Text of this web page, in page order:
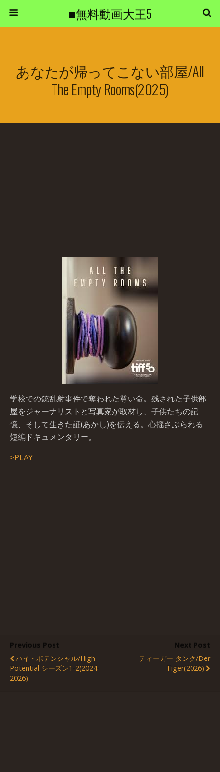
■無料動画大王5
あなたが帰ってこない部屋/All
The Empty Rooms(2025)
学校での銃乱射事件で奪われた尊い命。残された子供部
屋をジャーナリストと写真家が取材し、子供たちの記
憶、そして生きた証(あかし)を伝える。心揺さぶられる
短編ドキュメンタリー。
>PLAY
Previous Post
ハイ・ポテンシャル/High
Potential シーズン1-2(2024-
2026)
Next Post
ティーガー タンク/Der
Tiger(2026)